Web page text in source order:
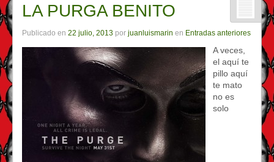
LA PURGA BENITO
Publicado en 22 julio, 2013 por juanluismarin en Entradas anteriores
A veces,
el aquí te
pillo aquí
te mato
no es
solo